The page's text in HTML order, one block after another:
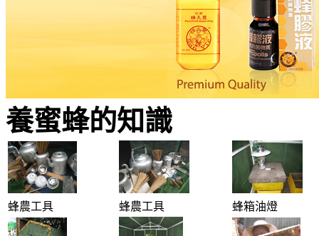
養蜜蜂的知識
蜂農工具 蜂農工具 蜂箱油燈